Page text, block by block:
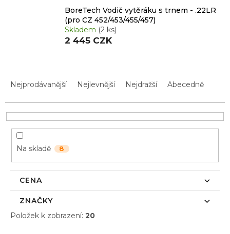
BoreTech Vodič vytěráku s trnem - .22LR
(pro CZ 452/453/455/457)
Skladem (2 ks)
2 445 CZK
a
e
n
o
d
ů
Nejprodávanější Nejlevnější Nejdražší Abecedně
Na skladě 8
CENA
ZNAČKY
Položek k zobrazení: 20